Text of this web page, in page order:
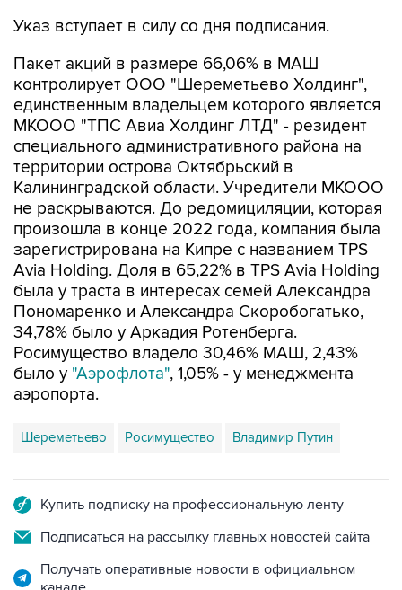
Указ вступает в силу со дня подписания.
Пакет акций в размере 66,06% в МАШ
контролирует ООО "Шереметьево Холдинг",
единственным владельцем которого является
МКООО "ТПС Авиа Холдинг ЛТД" - резидент
специального административного района на
территории острова Октябрьский в
Калининградской области. Учредители МКООО
не раскрываются. До редомициляции, которая
произошла в конце 2022 года, компания была
зарегистрирована на Кипре с названием TPS
Avia Holding. Доля в 65,22% в TPS Avia Holding
была у траста в интересах семей Александра
Пономаренко и Александра Скоробогатько,
34,78% было у Аркадия Ротенберга.
Росимущество владело 30,46% МАШ, 2,43%
было у "Аэрофлота", 1,05% - у менеджмента
аэропорта.
Шереметьево Росимущество Владимир Путин
Купить подписку на профессиональную ленту
Подписаться на рассылку главных новостей сайта
Получать оперативные новости в официальном